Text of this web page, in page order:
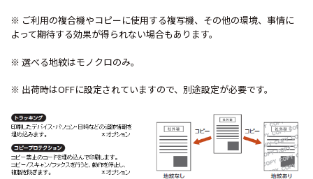
※ ご利用の複合機やコピーに使用する複写機、その他の環境、事情に
よって期待する効果が得られない場合もあります。
※ 選べる地紋はモノクロのみ。
※ 出荷時はOFFに設定されていますので、別途設定が必要です。